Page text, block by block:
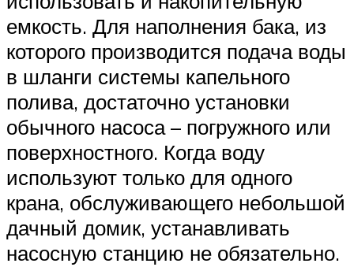
емкость. Для наполнения бака, из
которого производится подача воды
в шланги системы капельного
полива, достаточно установки
обычного насоса – погружного или
поверхностного. Когда воду
используют только для одного
крана, обслуживающего небольшой
дачный домик, устанавливать
насосную станцию не обязательно.